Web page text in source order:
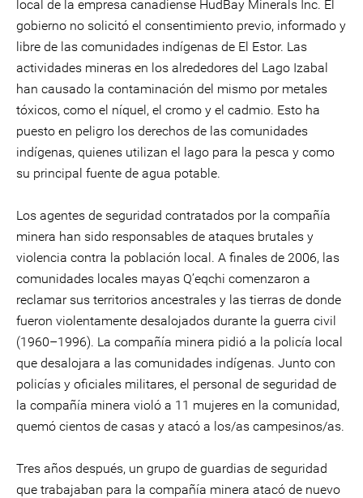
local de la empresa canadiense HudBay Minerals Inc. El
gobierno no solicitó el consentimiento previo, informado y
libre de las comunidades indígenas de El Estor. Las
actividades mineras en los alrededores del Lago Izabal
han causado la contaminación del mismo por metales
tóxicos, como el níquel, el cromo y el cadmio. Esto ha
puesto en peligro los derechos de las comunidades
indígenas, quienes utilizan el lago para la pesca y como
su principal fuente de agua potable.
Los agentes de seguridad contratados por la compañía
minera han sido responsables de ataques brutales y
violencia contra la población local. A finales de 2006, las
comunidades locales mayas Q’eqchi comenzaron a
reclamar sus territorios ancestrales y las tierras de donde
fueron violentamente desalojados durante la guerra civil
(1960–1996). La compañía minera pidió a la policía local
que desalojara a las comunidades indígenas. Junto con
policías y oficiales militares, el personal de seguridad de
la compañía minera violó a 11 mujeres en la comunidad,
quemó cientos de casas y atacó a los/as campesinos/as.
Tres años después, un grupo de guardias de seguridad
que trabajaban para la compañía minera atacó de nuevo